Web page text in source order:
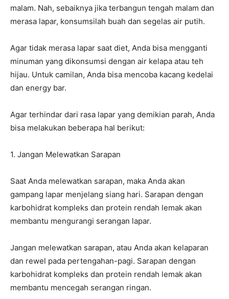
malam. Nah, sebaiknya jika terbangun tengah malam dan
merasa lapar, konsumsilah buah dan segelas air putih.
Agar tidak merasa lapar saat diet, Anda bisa mengganti
minuman yang dikonsumsi dengan air kelapa atau teh
hijau. Untuk camilan, Anda bisa mencoba kacang kedelai
dan energy bar.
Agar terhindar dari rasa lapar yang demikian parah, Anda
bisa melakukan beberapa hal berikut:
1. Jangan Melewatkan Sarapan
Saat Anda melewatkan sarapan, maka Anda akan
gampang lapar menjelang siang hari. Sarapan dengan
karbohidrat kompleks dan protein rendah lemak akan
membantu mengurangi serangan lapar.
Jangan melewatkan sarapan, atau Anda akan kelaparan
dan rewel pada pertengahan-pagi. Sarapan dengan
karbohidrat kompleks dan protein rendah lemak akan
membantu mencegah serangan ringan.